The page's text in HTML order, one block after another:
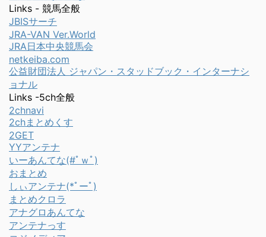
Links - 競馬全般
JBISサーチ
JRA-VAN Ver.World
JRA日本中央競馬会
netkeiba.com
公益財団法人 ジャパン・スタッドブック・インターナシ
ョナル
Links -5ch全般
2chnavi
2chまとめくす
2GET
YYアンテナ
いーあんてな(#ﾟｗﾟ)
おまとめ
しぃアンテナ(*ﾟーﾟ)
まとめクロラ
アナグロあんてな
アンテナっす